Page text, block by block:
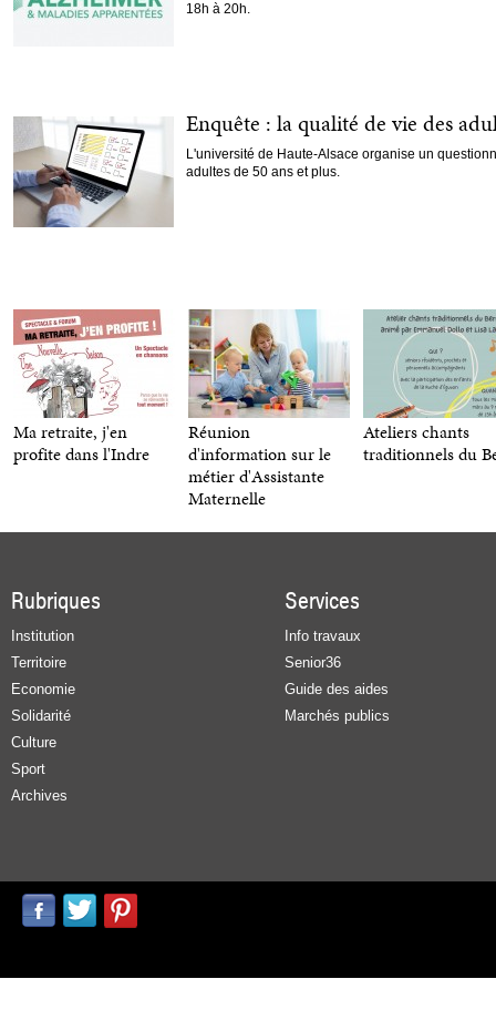
18h à 20h.
Enquête : la qualité de vie des
L'université de Haute-Alsace organise un
adultes de 50 ans et plus.
Ma retraite, j'en
profite dans l'Indre
Réunion
d'information sur le
métier d'Assistante
Maternelle
Ateliers chants
traditionnels du
Rubriques
Institution
Territoire
Economie
Solidarité
Culture
Sport
Archives
Services
Info travaux
Senior36
Guide des aides
Marchés publics